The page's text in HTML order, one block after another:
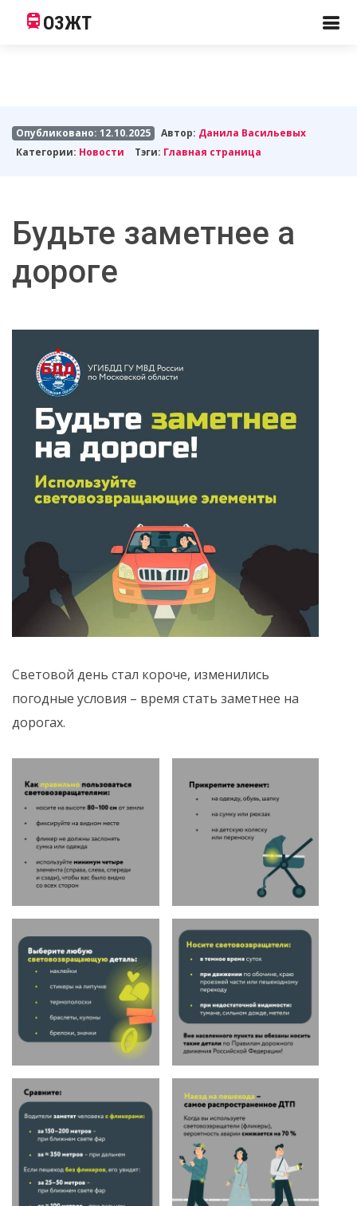
ОЗЖТ
Опубликовано: 12.10.2025 Автор: Данила Васильевых
Категории: Новости Тэги: Главная страница
Будьте заметнее а
дороге
Световой день стал короче, изменились
погодные условия – время стать заметнее на
дорогах.